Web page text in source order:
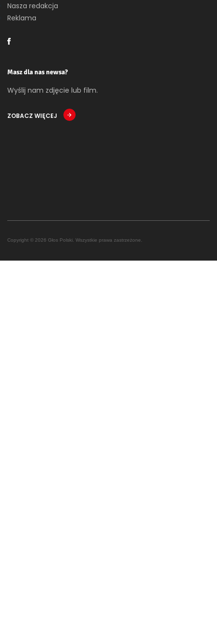
Nasza redakcja
Reklama
Masz dla nas newsa?
Wyślij nam zdjęcie lub film.
ZOBACZ WIĘCEJ
Copyright © 2026 Głos Polski. Wszystkie prawa zastrzeżone.